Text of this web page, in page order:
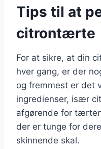
Tips til at
citrontærte
For at sikre, at din
hver gang, er der
og fremmest er det
ingredienser, især
afgørende for
der er tunge for
skinnende skal.